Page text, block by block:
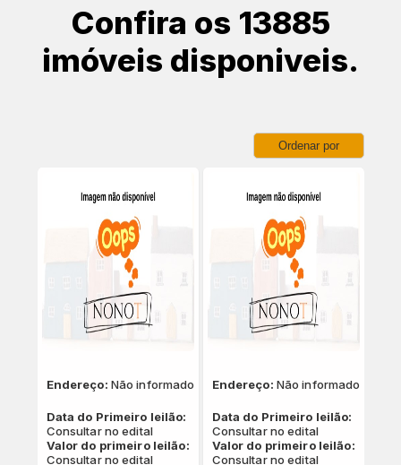
Confira os 13885
imóveis disponiveis.
Ordenar por
Endereço: Não informado
Data do Primeiro leilão:
Consultar no edital
Valor do primeiro leilão:
Consultar no edital
Endereço: Não informado
Data do Primeiro leilão:
Consultar no edital
Valor do primeiro leilão:
Consultar no edital